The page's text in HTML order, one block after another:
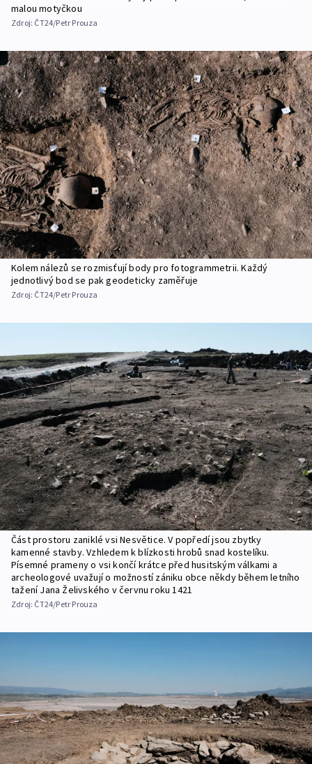
malou motyčkou
Zdroj: ČT24/Petr Prouza
Kolem nálezů se rozmisťují body pro fotogrammetrii. Každý
jednotlivý bod se pak geodeticky zaměřuje
Zdroj: ČT24/Petr Prouza
Část prostoru zaniklé vsi Nesvětice. V popředí jsou zbytky
kamenné stavby. Vzhledem k blízkosti hrobů snad kostelíku.
Písemné prameny o vsi končí krátce před husitským válkami a
archeologové uvažují o možností zániku obce někdy během letního
tažení Jana Želivského v červnu roku 1421
Zdroj: ČT24/Petr Prouza